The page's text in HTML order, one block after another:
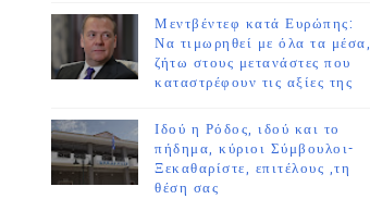
Μεντβέντεφ κατά Ευρώπης:
Να τιμωρηθεί με όλα τα μέσα,
ζήτω στους μετανάστες που
καταστρέφουν τις αξίες της
Ιδού η Ρόδος, ιδού και το
πήδημα, κύριοι Σύμβουλοι-
Ξεκαθαρίστε, επιτέλους ,τη
θέση σας